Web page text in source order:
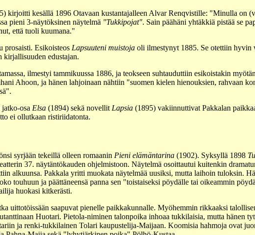
kirjoitti kesällä 1896 Otavaan kustantajalleen Alvar Renqvistille: "Minulla on
pieni 3-näytöksinen näytelmä "Tukkipojat". Sain päähäni yhtäkkiä pistää se
että tuoli kuumana."
prosaisti. Esikoisteos Lapsuuteni muistojaoli ilmestynyt 1885. Se otettiin hyvin
kirjallisuuden edustajan.
ilmestyi tammikuussa 1886, ja teokseen suhtauduttiin esikoistakin
Ahoon, ja hänen lahjoinaan nähtiin "suomen kielen hienouksien, rahvaan
osa Elsa(1894) sekä novellitLapsia(1895) vakiinnuttivat Pakkalan
ei ollutkaan ristiriidatonta.
syrjään tekeillä olleen romaanin Pieni elämäntarina (1902). Syksyllä 1898
37. näytäntökauden ohjelmistoon. Näytelmä osoittautui kuitenkin
alkuunsa. Pakkala yritti muokata näytelmää uusiksi, mutta laihoin tuloksin.
touhuun ja päättäneensä panna sen "toistaiseksi pöydälle tai oikeammin
huokasi kitkerästi.
uittotöissään saapuvat pienelle paikkakunnalle. Myöhemmin rikkaaksi
Huotari. Pietola-niminen talonpoika inhoaa tukkilaisia, mutta hänen
ja renki-tukkilainen Tolari kaupustelija-Maijaan. Koomisia hahmoja ovat